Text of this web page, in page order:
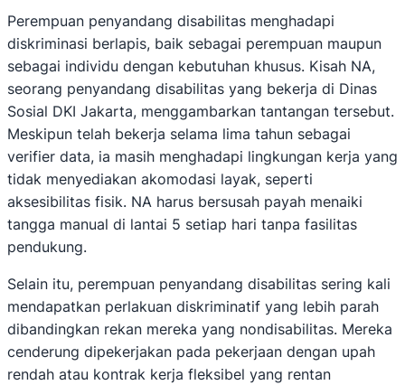
Perempuan penyandang disabilitas menghadapi
diskriminasi berlapis, baik sebagai perempuan maupun
sebagai individu dengan kebutuhan khusus. Kisah NA,
seorang penyandang disabilitas yang bekerja di Dinas
Sosial DKI Jakarta, menggambarkan tantangan tersebut.
Meskipun telah bekerja selama lima tahun sebagai
verifier data, ia masih menghadapi lingkungan kerja yang
tidak menyediakan akomodasi layak, seperti
aksesibilitas fisik. NA harus bersusah payah menaiki
tangga manual di lantai 5 setiap hari tanpa fasilitas
pendukung.
Selain itu, perempuan penyandang disabilitas sering kali
mendapatkan perlakuan diskriminatif yang lebih parah
dibandingkan rekan mereka yang nondisabilitas. Mereka
cenderung dipekerjakan pada pekerjaan dengan upah
rendah atau kontrak kerja fleksibel yang rentan